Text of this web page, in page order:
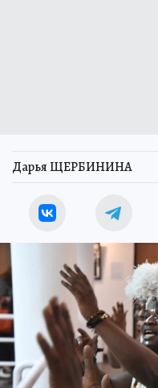
Дарья ЩЕРБИНИНА